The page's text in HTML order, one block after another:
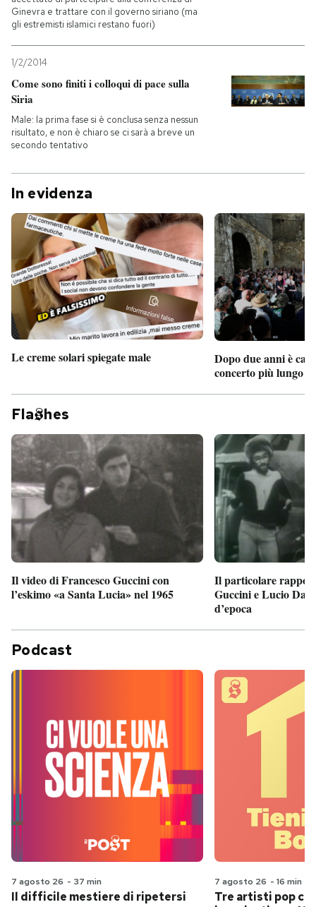
Ginevra e trattare con il governo siriano (ma
gli estremisti islamici restano fuori)
1/2/2014
Come sono finiti i colloqui di pace sulla
Siria
Male: la prima fase si è conclusa senza nessun
risultato, e non è chiaro se ci sarà a breve un
secondo tentativo
In evidenza
Le creme solari spiegate male
Dopo due anni è
concerto più lungo
Fla hes
Il video di Francesco Guccini con
l’eskimo «a Santa Lucia» nel 1965
Il particolare
Guccini e Lucio
d’epoca
Podcast
7 agosto 26 - 37 min
Il difficile mestiere di ripetersi
7 agosto 26 - 16 min
Tre artisti pop